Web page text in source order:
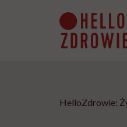
HelloZdrowie: